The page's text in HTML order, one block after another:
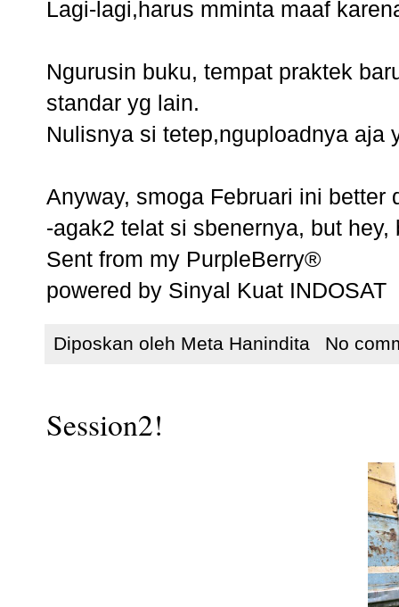
Lagi-lagi,harus mminta maaf
Ngurusin buku, tempat praktek
standar yg lain.
Nulisnya si tetep,nguploadnya aja
Anyway, smoga Februari ini better
-agak2 telat si sbenernya, but
Sent from my PurpleBerry®
powered by Sinyal Kuat INDOSAT
Diposkan oleh Meta Hanindita No
Session2!